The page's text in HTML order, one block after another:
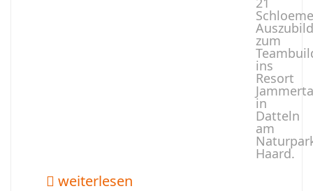
zum
ins
Resort
in
Datteln
am
Haard.
weiterlesen